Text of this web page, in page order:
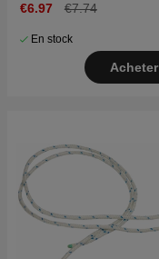
€6.97
€7.74
En stock
Acheter